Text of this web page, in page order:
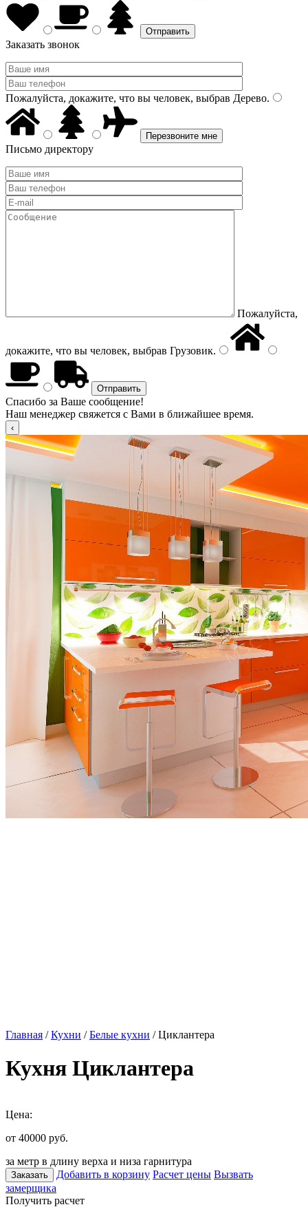
Заказать звонок
Пожалуйста, докажите, что вы человек, выбрав Дерево.
Письмо директору
Пожалуйста,
докажите, что вы человек, выбрав Грузовик.
Спасибо за Ваше сообщение!
Наш менеджер свяжется с Вами в ближайшее время.
Главная /Кухни /Белые кухни / Циклантера
Кухня Циклантера
Цена:
от 40000 руб.
за метр в длину верха и низа гарнитура
Заказать Добавить в корзину Расчет цены Вызвать
замерщика
Получить расчет